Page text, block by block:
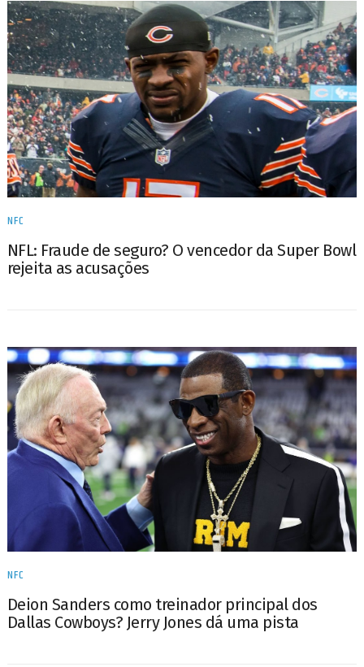
NFC
NFL: Fraude de seguro? O vencedor da Super Bowl
rejeita as acusações
NFC
Deion Sanders como treinador principal dos
Dallas Cowboys? Jerry Jones dá uma pista